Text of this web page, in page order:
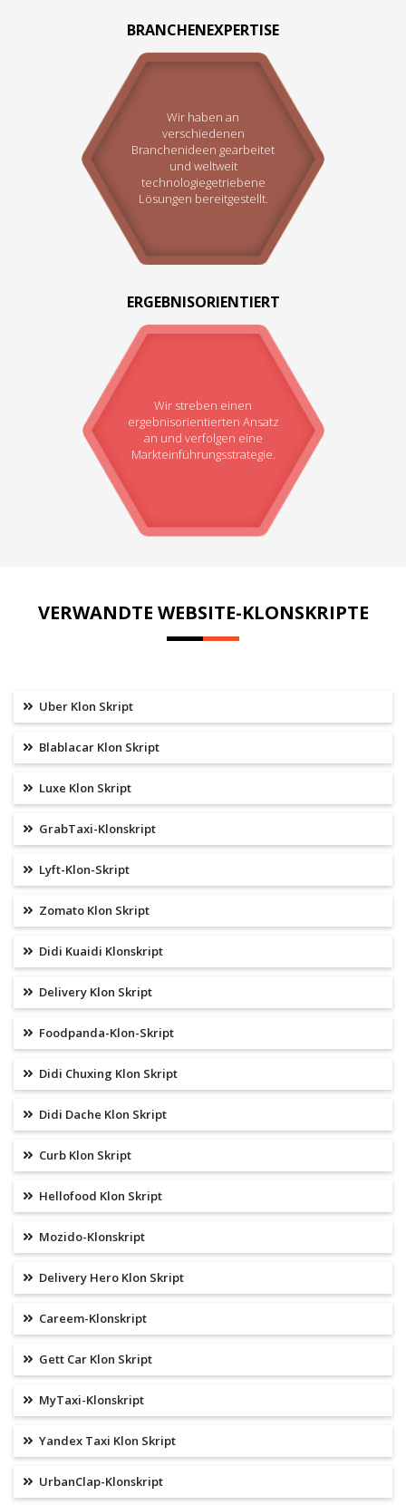
BRANCHENEXPERTISE
Wir haben an
verschiedenen
Branchenideen gearbeitet
und weltweit
technologiegetriebene
Lösungen bereitgestellt.
ERGEBNISORIENTIERT
Wir streben einen
ergebnisorientierten Ansatz
an und verfolgen eine
Markteinführungsstrategie.
VERWANDTE WEBSITE-KLONSKRIPTE
Uber Klon Skript
Blablacar Klon Skript
Luxe Klon Skript
GrabTaxi-Klonskript
Lyft-Klon-Skript
Zomato Klon Skript
Didi Kuaidi Klonskript
Delivery Klon Skript
Foodpanda-Klon-Skript
Didi Chuxing Klon Skript
Didi Dache Klon Skript
Curb Klon Skript
Hellofood Klon Skript
Mozido-Klonskript
Delivery Hero Klon Skript
Careem-Klonskript
Gett Car Klon Skript
MyTaxi-Klonskript
Yandex Taxi Klon Skript
UrbanClap-Klonskript